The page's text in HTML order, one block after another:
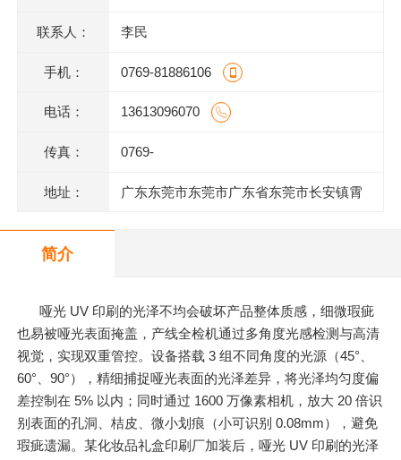
联系人： 李民
手机： 0769-81886106
电话： 13613096070
传真： 0769-
地址： 广东东莞市东莞市广东省东莞市长安镇霄
简介
哑光 UV 印刷的光泽不均会破坏产品整体质感，细微瑕疵
也易被哑光表面掩盖，产线全检机通过多角度光感检测与高清
视觉，实现双重管控。设备搭载 3 组不同角度的光源（45°、
60°、90°），精细捕捉哑光表面的光泽差异，将光泽均匀度偏
差控制在 5% 以内；同时通过 1600 万像素相机，放大 20 倍识
别表面的孔洞、桔皮、微小划痕（小可识别 0.08mm），避免
瑕疵遗漏。某化妆品礼盒印刷厂加装后，哑光 UV 印刷的光泽